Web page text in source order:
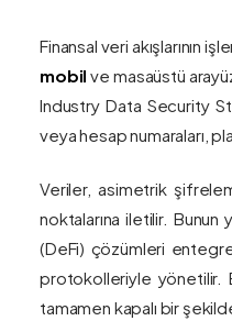
Finansal veri akışlarının
mobil ve masaüstü
Industry Data Security
veya hesap numaraları,
Veriler, asimetrik
noktalarına iletilir.
(DeFi) çözümleri
protokolleriyle yönetilir.
tamamen kapalı bir